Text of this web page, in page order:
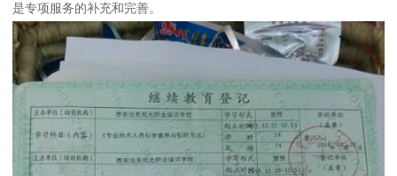
是专项服务的补充和完善。